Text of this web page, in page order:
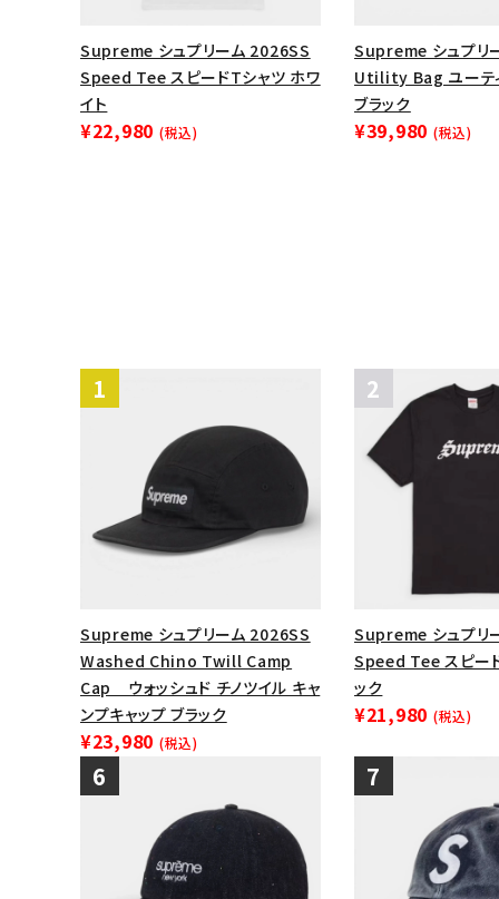
Supreme シュプリーム 2026SS
Speed Tee スピードTシャツ ホワ
イト
¥22,980 (税込)
Supreme シュプリ
Utility Bag ユーテ
ブラック
¥39,980 (税込)
Supreme シュプリーム 2026SS
Washed Chino Twill Camp
Cap ウォッシュド チノツイル キャ
ンプキャップ ブラック
¥23,980 (税込)
Supreme シュプリ
Speed Tee スピー
ック
¥21,980 (税込)